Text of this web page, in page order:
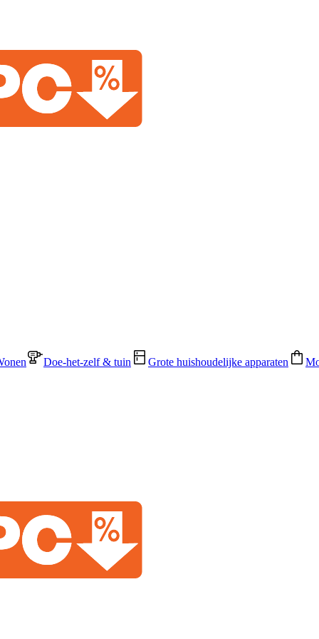
Doe-het-zelf & tuin Grote huishoudelijke apparaten